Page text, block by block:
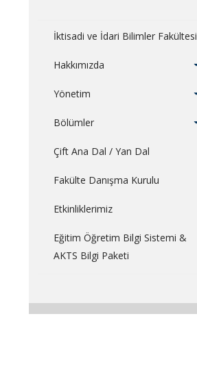
İktisadi ve İdari Bilimler Fakültesi
Hakkımızda
Yönetim
Bölümler
Çift Ana Dal / Yan Dal
Fakülte Danışma Kurulu
Etkinliklerimiz
Eğitim Öğretim Bilgi Sistemi &
AKTS Bilgi Paketi